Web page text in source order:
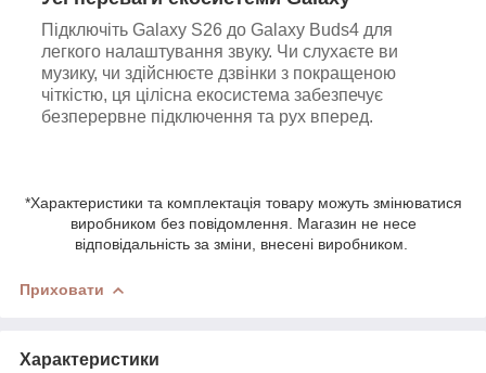
Підключіть Galaxy S26 до Galaxy Buds4 для
легкого налаштування звуку. Чи слухаєте ви
музику, чи здійснюєте дзвінки з покращеною
чіткістю, ця цілісна екосистема забезпечує
безперервне підключення та рух вперед.
*Характеристики та комплектація товару можуть змінюватися
виробником без повідомлення. Магазин не несе
відповідальність за зміни, внесені виробником.
Приховати
Характеристики